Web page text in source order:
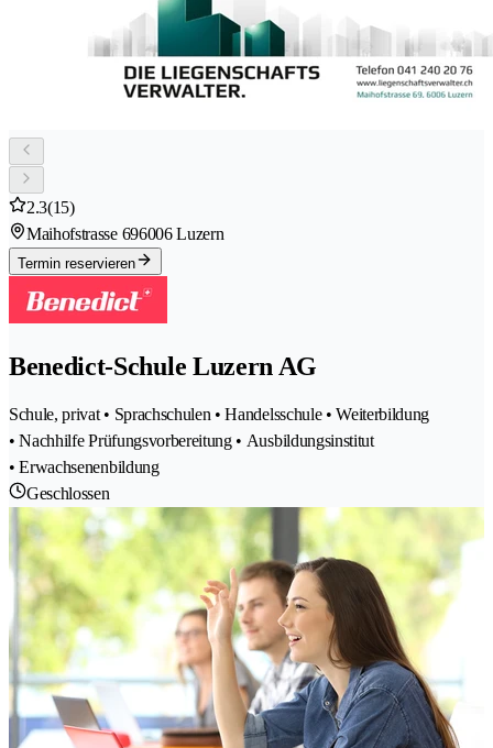
2.3(15)
Maihofstrasse 696006 Luzern
Termin reservieren
Benedict-Schule Luzern AG
Schule, privat • Sprachschulen • Handelsschule • Weiterbildung
• Nachhilfe Prüfungsvorbereitung • Ausbildungsinstitut
• Erwachsenenbildung
Geschlossen